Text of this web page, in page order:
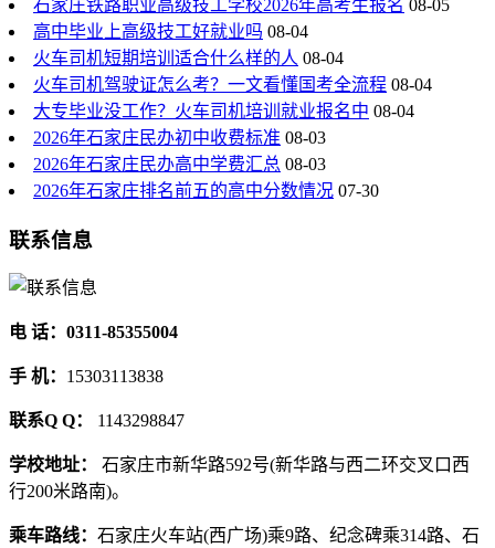
石家庄铁路职业高级技工学校2026年高考生报名 08-05
高中毕业上高级技工好就业吗 08-04
火车司机短期培训适合什么样的人 08-04
火车司机驾驶证怎么考？一文看懂国考全流程 08-04
大专毕业没工作？火车司机培训就业报名中 08-04
2026年石家庄民办初中收费标准 08-03
2026年石家庄民办高中学费汇总 08-03
2026年石家庄排名前五的高中分数情况 07-30
联系信息
电 话：0311-85355004
手 机： 15303113838
联系Q Q： 1143298847
学校地址： 石家庄市新华路592号(新华路与西二环交叉口西
行200米路南)。
乘车路线： 石家庄火车站(西广场)乘9路、纪念碑乘314路、石